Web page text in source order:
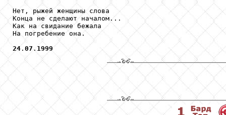
Нет, рыжей женщины слова
Конца не сделают началом...
Как на свидание бежала
На погребение она.
24 . 07 . 1999